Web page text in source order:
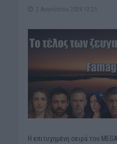
2 Αυγούστου 2024 12:25
Η επιτυχημένη σειρά του